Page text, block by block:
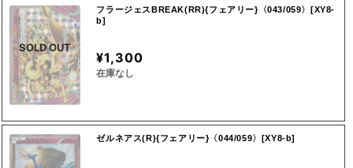
SOLD OUT
フラージェスBREAK(RR){フェアリー}〈043/059〉[XY8-
b]
¥1,300
在庫なし
ゼルネアス(R){フェアリー}〈044/059〉[XY8-b]